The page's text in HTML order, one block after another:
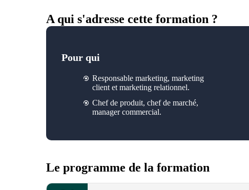
A qui s'adresse cette formation ?
Pour qui
Responsable marketing, marketing
client et marketing relationnel.
Chef de produit, chef de marché,
manager commercial.
Le programme de la formation